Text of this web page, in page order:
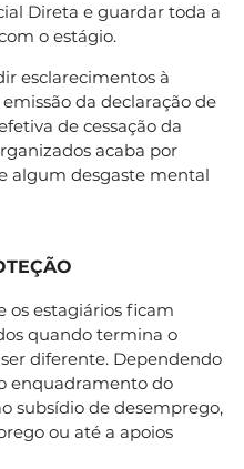
Direta e guardar toda a
o estágio.
esclarecimentos à
da declaração de
de cessação da
acaba por
algum desgaste mental
os estagiários ficam
quando termina o
diferente. Dependendo
enquadramento do
subsídio de desemprego,
ou até a apoios